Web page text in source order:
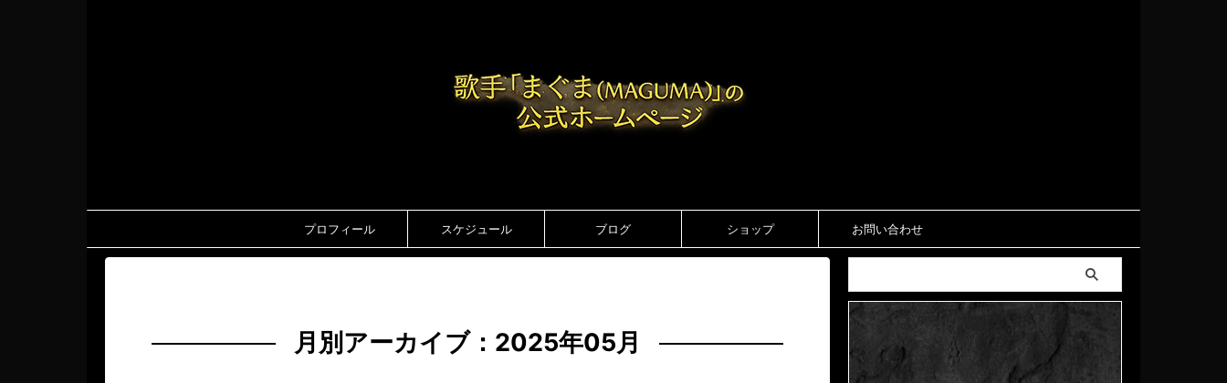
プロフィール スケジュール ブログ ショップ お問い合わせ
月別アーカイブ：2025年05月